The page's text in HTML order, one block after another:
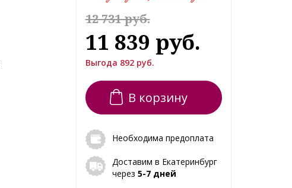
12 731 руб.
11 839 руб.
Выгода 892 руб.
В корзину
Необходима предоплата
Доставим в Екатеринбург
через 5-7 дней